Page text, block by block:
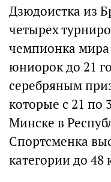
Дзюдоистка из
четырех
чемпионка
юниорок до 21
серебряным
которые с 21 по
Минске в
Спортсменка
категории до 48